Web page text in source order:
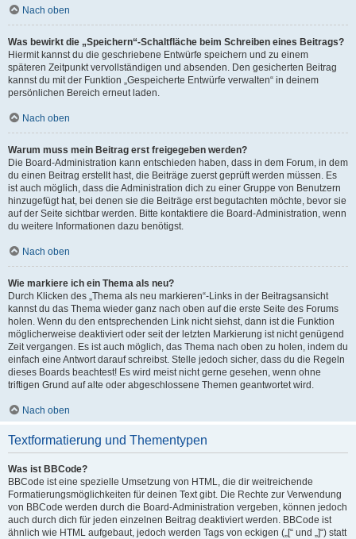
Nach oben
Was bewirkt die „Speichern“-Schaltfläche beim Schreiben eines Beitrags?
Hiermit kannst du die geschriebene Entwürfe speichern und zu einem
späteren Zeitpunkt vervollständigen und absenden. Den gesicherten Beitrag
kannst du mit der Funktion „Gespeicherte Entwürfe verwalten“ in deinem
persönlichen Bereich erneut laden.
Nach oben
Warum muss mein Beitrag erst freigegeben werden?
Die Board-Administration kann entschieden haben, dass in dem Forum, in dem
du einen Beitrag erstellt hast, die Beiträge zuerst geprüft werden müssen. Es
ist auch möglich, dass die Administration dich zu einer Gruppe von Benutzern
hinzugefügt hat, bei denen sie die Beiträge erst begutachten möchte, bevor sie
auf der Seite sichtbar werden. Bitte kontaktiere die Board-Administration, wenn
du weitere Informationen dazu benötigst.
Nach oben
Wie markiere ich ein Thema als neu?
Durch Klicken des „Thema als neu markieren“-Links in der Beitragsansicht
kannst du das Thema wieder ganz nach oben auf die erste Seite des Forums
holen. Wenn du den entsprechenden Link nicht siehst, dann ist die Funktion
möglicherweise deaktiviert oder seit der letzten Markierung ist nicht genügend
Zeit vergangen. Es ist auch möglich, das Thema nach oben zu holen, indem du
einfach eine Antwort darauf schreibst. Stelle jedoch sicher, dass du die Regeln
dieses Boards beachtest! Es wird meist nicht gerne gesehen, wenn ohne
triftigen Grund auf alte oder abgeschlossene Themen geantwortet wird.
Nach oben
Textformatierung und Thementypen
Was ist BBCode?
BBCode ist eine spezielle Umsetzung von HTML, die dir weitreichende
Formatierungsmöglichkeiten für deinen Text gibt. Die Rechte zur Verwendung
von BBCode werden durch die Board-Administration vergeben, können jedoch
auch durch dich für jeden einzelnen Beitrag deaktiviert werden. BBCode ist
ähnlich wie HTML aufgebaut, jedoch werden Tags von eckigen („[“ und „]“) statt